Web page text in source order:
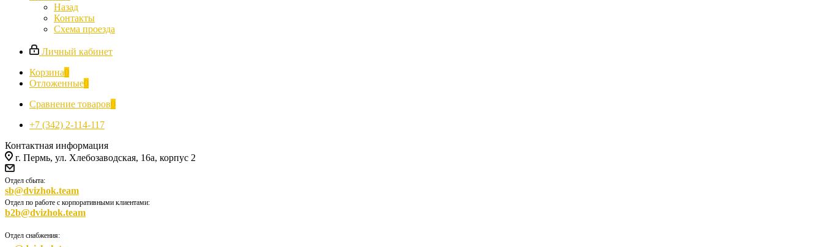
Назад
Контакты
Схема проезда
Личный кабинет
Корзина0
Отложенные0
Сравнение товаров0
+7 (342) 2-114-117
Контактная информация
г. Пермь, ул. Хлебозаводская, 16а, корпус 2
Отдел сбыта:
sb@dvizhok.team
Отдел по работе с корпоративными клиентами:
b2b@dvizhok.team
Отдел снабжения: